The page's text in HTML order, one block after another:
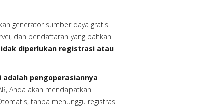
generator sumber daya gratis
dan pendaftaran yang bahkan
tidak diperlukan registrasi atau
pengoperasiannya
Anda akan mendapatkan
tanpa menunggu registrasi